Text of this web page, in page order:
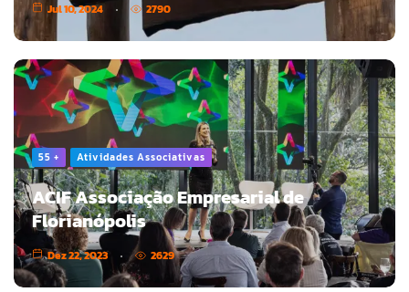
Jul 10, 2024 2790
55 + Atividades Associativas
ACIF Associação Empresarial de
Florianópolis
Dez 22, 2023 2629